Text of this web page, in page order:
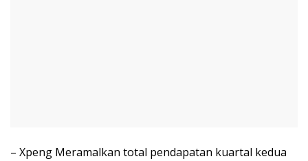
– Xpeng Meramalkan total pendapatan kuartal kedua